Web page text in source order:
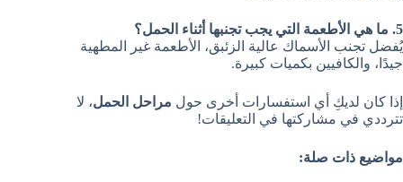
5. ما هي الأطعمة التي يجب تجنبها أثناء الحمل؟
يُفضل تجنب الأسماك عالية الزئبق، الأطعمة غير المطهية
جيدًا، والكافيين بكميات كبيرة.
إذا كان لديكِ أي استفسارات أخرى حول مراحل الحمل، لا
تترددي في مشاركتها في التعليقات!
مواضيع ذات صلة: